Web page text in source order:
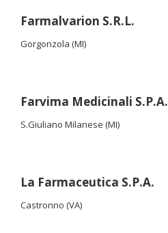
Farmalvarion S.R.L.
Gorgonzola (MI)
Farvima Medicinali S.P.A.
S.Giuliano Milanese (MI)
La Farmaceutica S.P.A.
Castronno (VA)